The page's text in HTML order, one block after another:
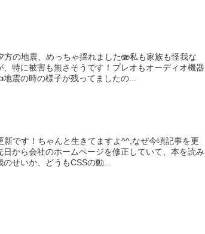
の地震、めっちゃ揺れました🫨私も家族も怪我な
特に被害も無さそうです！プレオもオーディオ機器
震の時の様子が残ってましたの...
です！ちゃんと生きてますよ^^;なぜ今頃記事を更
から会社のホームページを修正していて、本を読み
せいか、どうもCSSの動...